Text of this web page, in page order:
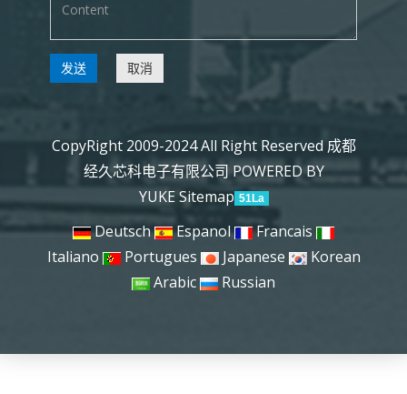
发送 取消
CopyRight 2009-2024 All Right Reserved 成都
经久芯科电子有限公司POWERED BY
YUKESitemap 51La
Deutsch Espanol
Francais
Italiano
Portugues Japanese
Korean
Arabic
Russian